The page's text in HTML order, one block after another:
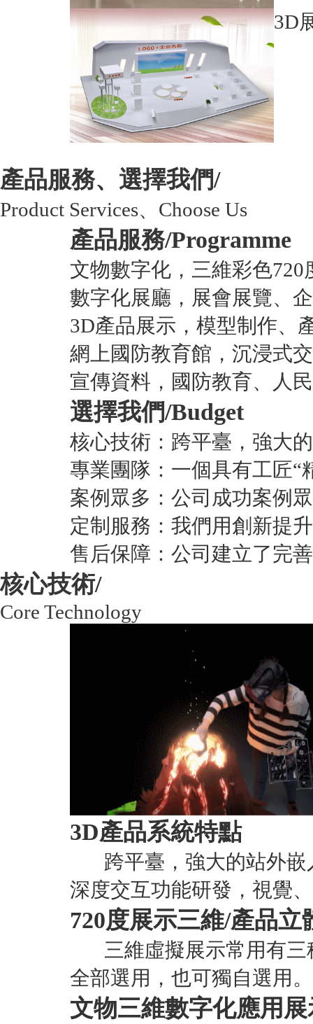
3D
產品服務、選擇我們/
Product Services、Choose Us
產品服務/Programme
文物數字化，三維彩色720
數字化展廳，展會展覽、
3D產品展示，模型制作、
網上國防教育館，沉浸式
宣傳資料，國防教育、人
選擇我們/Budget
核心技術：跨平臺，強大
專業團隊：一個具有工匠“
案例眾多：公司成功案例
定制服務：我們用創新提
售后保障：公司建立了完
核心技術/
Core Technology
3D產品系統特點
跨平臺，強大的站外嵌
深度交互功能研發，視覺
720度展示三維/產品
三維虛擬展示常用有三
全部選用，也可獨自選用
文物三維數字化應用展